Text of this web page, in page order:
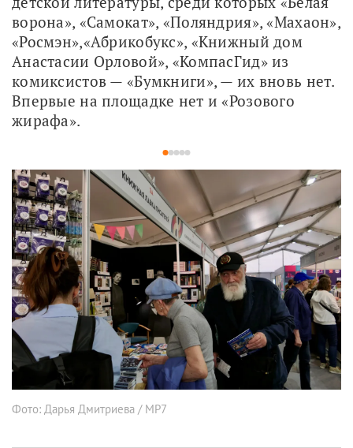
ворона», «Самокат», «Поляндрия», «Махаон»,
«Росмэн»,«Абрикобукс», «Книжный дом
Анастасии Орловой», «КомпасГид» из
комиксистов — «Бумкниги», — их вновь нет.
Впервые на площадке нет и «Розового
жирафа».
12345
Фото: Дарья Дмитриева / МР7